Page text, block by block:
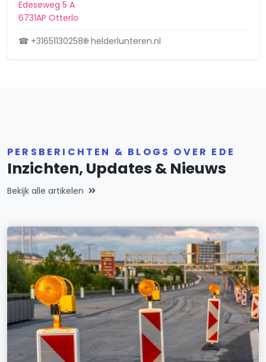
Edeseweg 5 A
6731AP Otterlo
☎ +31651130258🌐 helderlunteren.nl
PERSBERICHTEN & BLOGS OVER EDE
Inzichten, Updates & Nieuws
Bekijk alle artikelen